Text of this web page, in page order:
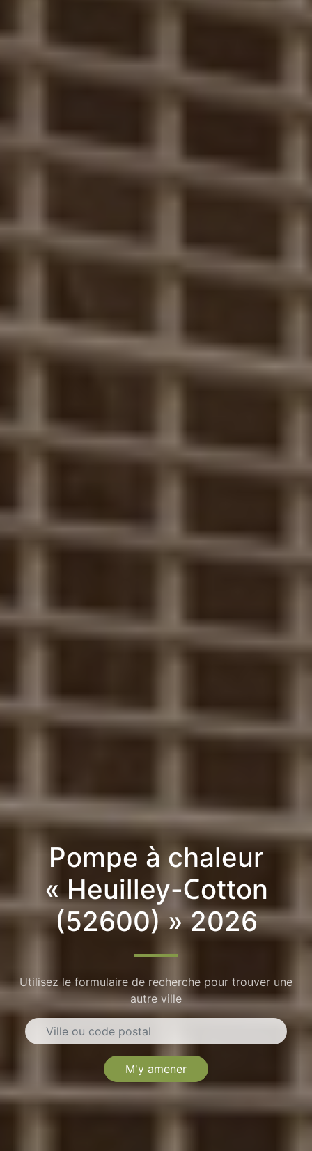
Pompe à chaleur
« Heuilley-Cotton
(52600) » 2026
Utilisez le formulaire de recherche pour trouver une
autre ville
M'y amener